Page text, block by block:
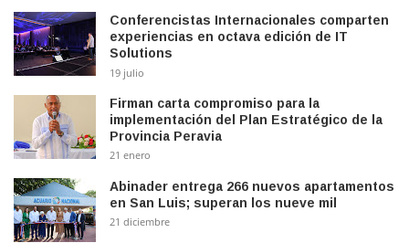
Conferencistas Internacionales comparten
experiencias en octava edición de IT
Solutions
19 julio
Firman carta compromiso para la
implementación del Plan Estratégico de la
Provincia Peravia
21 enero
Abinader entrega 266 nuevos apartamentos
en San Luis; superan los nueve mil
21 diciembre